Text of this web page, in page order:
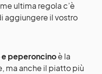
ultima regola c’è
aggiungere il vostro
peperoncinoè la
ma anche il piatto più